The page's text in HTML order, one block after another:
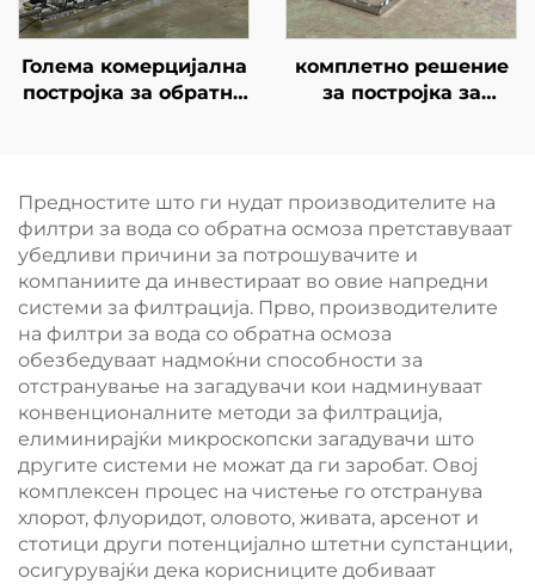
Голема комерцијална
постројка за обратна
пијачна вода за
медицински
институции, болници
и клиники
комплетно решение
за постројка за
систем за обратна
осмоза за општинска
снабдување
Предностите што ги нудат производителите на
филтри за вода со обратна осмоза претставуваат
убедливи причини за потрошувачите и
компаниите да инвестираат во овие напредни
системи за филтрација. Прво, производителите
на филтри за вода со обратна осмоза
обезбедуваат надмоќни способности за
отстранување на загадувачи кои надминуваат
конвенционалните методи за филтрација,
елиминирајќи микроскопски загадувачи што
другите системи не можат да ги заробат. Овој
комплексен процес на чистење го отстранува
хлорот, флуоридот, оловото, живата, арсенот и
стотици други потенцијално штетни супстанции,
осигурувајќи дека корисниците добиваат